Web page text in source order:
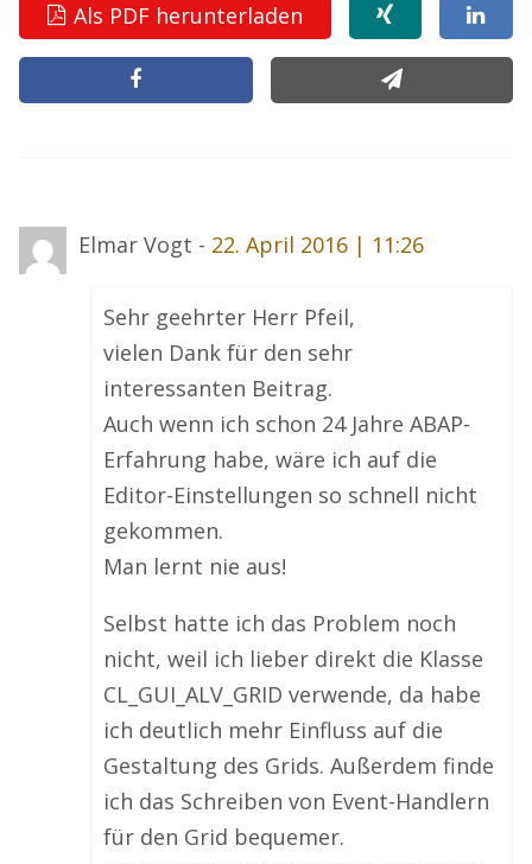
Als PDF herunterladen
Elmar Vogt - 22. April 2016 | 11:26
Sehr geehrter Herr Pfeil,
vielen Dank für den sehr
interessanten Beitrag.
Auch wenn ich schon 24 Jahre ABAP-
Erfahrung habe, wäre ich auf die
Editor-Einstellungen so schnell nicht
gekommen.
Man lernt nie aus!
Selbst hatte ich das Problem noch
nicht, weil ich lieber direkt die Klasse
CL_GUI_ALV_GRID verwende, da habe
ich deutlich mehr Einfluss auf die
Gestaltung des Grids. Außerdem finde
ich das Schreiben von Event-Handlern
für den Grid bequemer.